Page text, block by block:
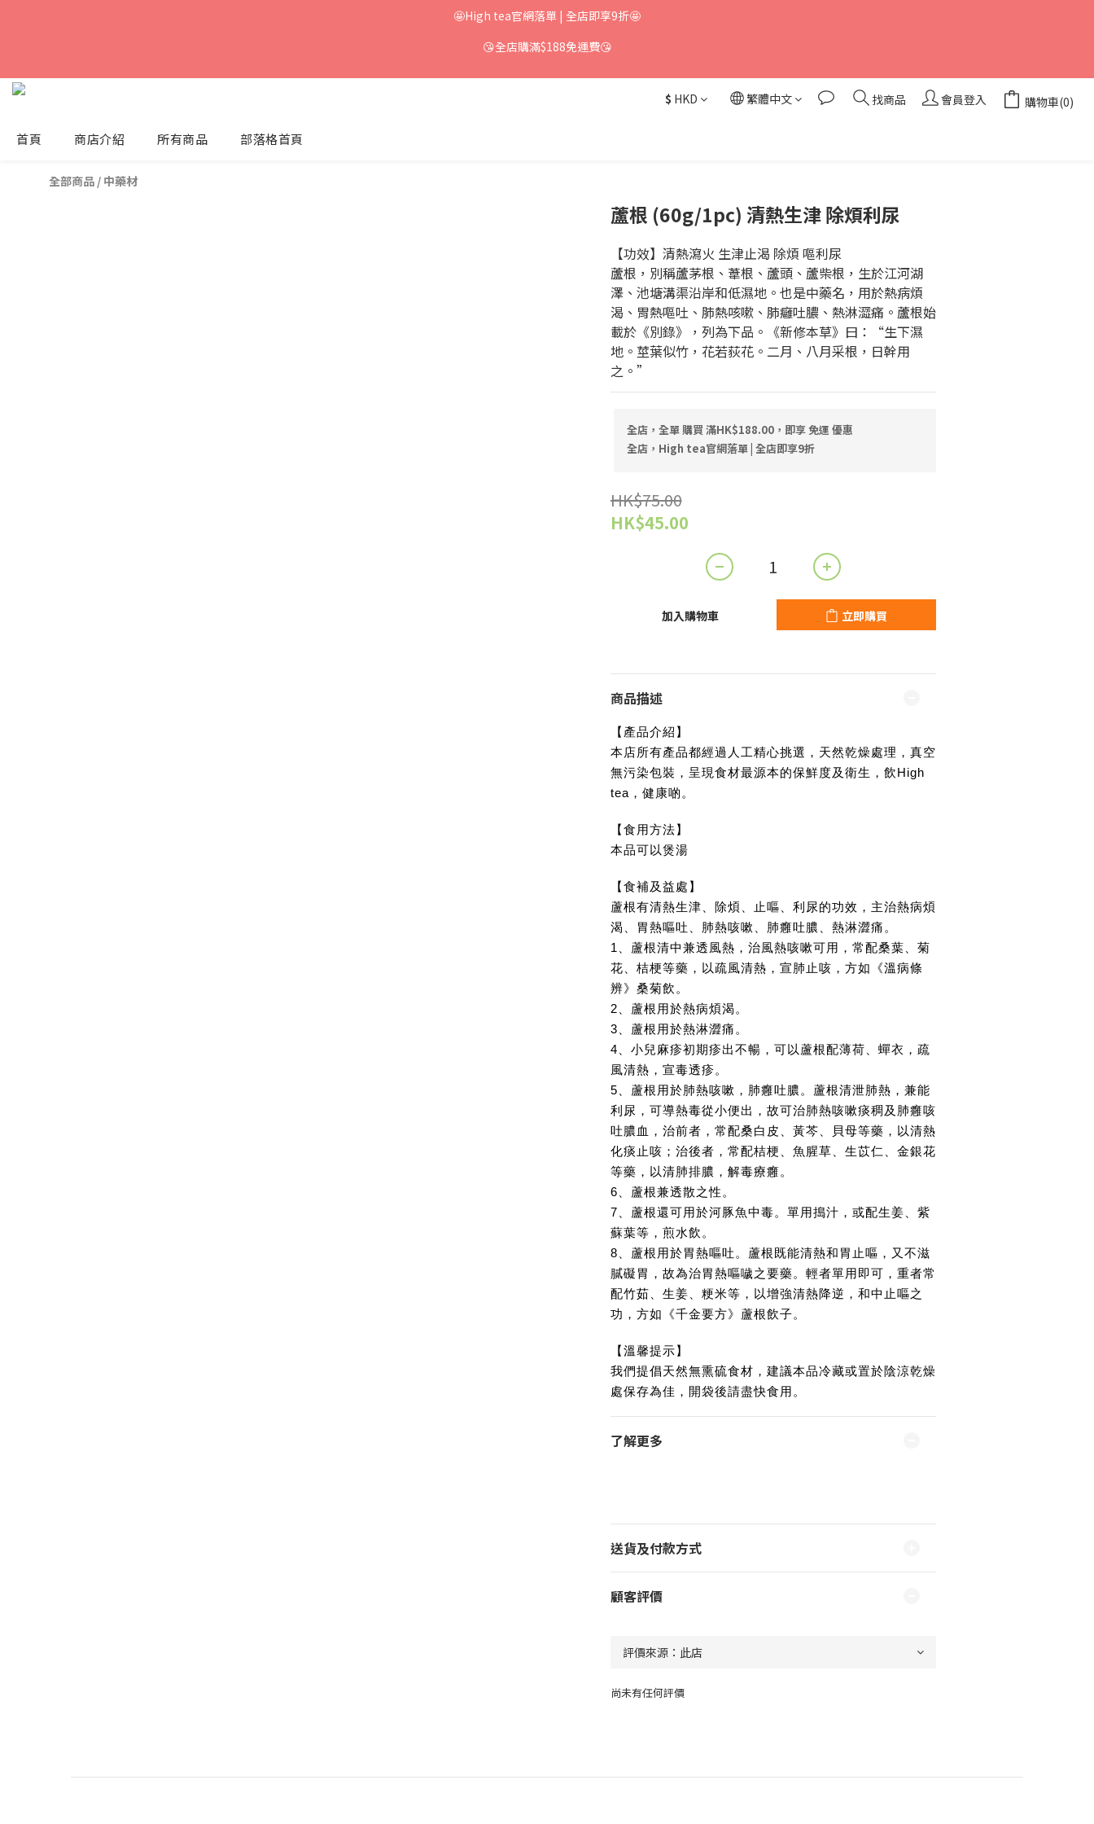
🤩High tea官網落單 | 全店即享9折🤩
😘全店購滿$188免運費😘
$ HKD 繁體中文 找商品 會員登入 購物車(0)
首頁 商店介紹 所有商品 部落格首頁
全部商品 / 中藥材
蘆根 (60g/1pc) 清熱生津 除煩利尿
【功效】清熱瀉火 生津止渴 除煩 嘔利尿
蘆根，別稱蘆茅根、葦根、蘆頭、蘆柴根，生於江河湖
澤、池塘溝渠沿岸和低濕地。也是中藥名，用於熱病煩
渴、胃熱嘔吐、肺熱咳嗽、肺癰吐膿、熱淋澀痛。蘆根始
載於《別錄》，列為下品。《新修本草》曰：“生下濕
地。莖葉似竹，花若荻花。二月、八月采根，日幹用
之。”
全店，全單 購買 滿HK$188.00，即享 免運 優惠
全店，High tea官網落單 | 全店即享9折
HK$75.00
HK$45.00
加入購物車 立即購買
商品描述
【產品介紹】
本店所有產品都經過人工精心挑選，天然乾燥處理，真空
無污染包裝，呈現食材最源本的保鮮度及衛生，飲High
tea，健康啲。
【食用方法】
本品可以煲湯
【食補及益處】
蘆根有清熱生津、除煩、止嘔、利尿的功效，主治熱病煩
渴、胃熱嘔吐、肺熱咳嗽、肺癰吐膿、熱淋澀痛。
1、蘆根清中兼透風熱，治風熱咳嗽可用，常配桑葉、菊
花、桔梗等藥，以疏風清熱，宣肺止咳，方如《溫病條
辨》桑菊飲。
2、蘆根用於熱病煩渴。
3、蘆根用於熱淋澀痛。
4、小兒麻疹初期疹出不暢，可以蘆根配薄荷、蟬衣，疏
風清熱，宣毒透疹。
5、蘆根用於肺熱咳嗽，肺癰吐膿。蘆根清泄肺熱，兼能
利尿，可導熱毒從小便出，故可治肺熱咳嗽痰稠及肺癰咳
吐膿血，治前者，常配桑白皮、黃芩、貝母等藥，以清熱
化痰止咳；治後者，常配桔梗、魚腥草、生苡仁、金銀花
等藥，以清肺排膿，解毒療癰。
6、蘆根兼透散之性。
7、蘆根還可用於河豚魚中毒。單用搗汁，或配生姜、紫
蘇葉等，煎水飲。
8、蘆根用於胃熱嘔吐。蘆根既能清熱和胃止嘔，又不滋
膩礙胃，故為治胃熱嘔噦之要藥。輕者單用即可，重者常
配竹茹、生姜、粳米等，以增強清熱降逆，和中止嘔之
功，方如《千金要方》蘆根飲子。
【溫馨提示】
我們提倡天然無熏硫食材，建議本品冷藏或置於陰涼乾燥
處保存為佳，開袋後請盡快食用。
了解更多
送貨及付款方式
顧客評價
尚未有任何評價